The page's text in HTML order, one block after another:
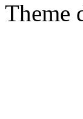
Theme